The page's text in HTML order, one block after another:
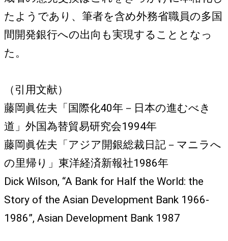
たようであり、筆者を含め外務省職員の多国
間開発銀行への出向も実現することとなっ
た。
（引用文献）
藤岡眞佐夫「国際化40年－日本の進むべき
道」外国為替貿易研究会1994年
藤岡眞佐夫「アジア開銀総裁日記－マニラへ
の里帰り」東洋経済新報社1986年
Dick Wilson, “A Bank for Half the World: the
Story of the Asian Development Bank 1966-
1986”, Asian Development Bank 1987